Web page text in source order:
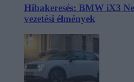
Hibakeresés: BMW iX3
vezetési élmények